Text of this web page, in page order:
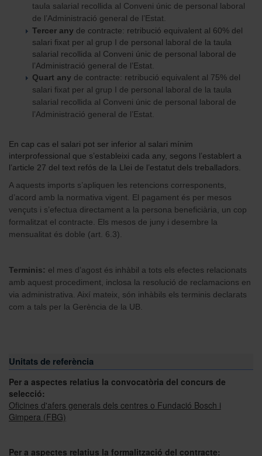
taula salarial recollida al Conveni únic de personal laboral
de l’Administració general de l’Estat.
Tercer any de contracte: retribució equivalent al 60% del
salari fixat per al grup I de personal laboral de la taula
salarial recollida al Conveni únic de personal laboral de
l’Administració general de l’Estat.
Quart any de contracte: retribució equivalent al 75% del
salari fixat per al grup I de personal laboral de la taula
salarial recollida al Conveni únic de personal laboral de
l’Administració general de l’Estat.
En cap cas el salari pot ser inferior al salari mínim
interprofessional que s’estableixi cada any, segons l’establert a
l’article 27 del text refós de la Llei de l’estatut dels treballadors.
A aquests imports s’apliquen les retencions corresponents,
d’acord amb la normativa vigent. El pagament és per mesos
vençuts i s’efectua directament a la persona beneficiària, un cop
formalitzat el contracte. Els mesos de juny i desembre la
mensualitat és doble (art. 6.3).
Terminis: el mes d’agost és inhàbil a tots els efectes relacionats
amb aquest procediment, inclosa la resolució de reclamacions en
via administrativa. Així mateix, són inhàbils els terminis declarats
com a tals per la Gerència de la UB.
Unitats de referència
Per a aspectes relatius la convocatòria del concurs de
selecció:
Oficines d'afers generals dels centres o Fundació Bosch i
Gimpera (FBG)
Per a aspectes relatius la formalització del contracte: